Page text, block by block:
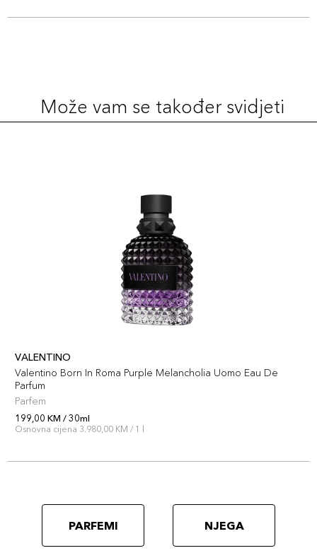
Može vam se također svidjeti
VALENTINO
Valentino Born In Roma Purple Melancholia Uomo Eau De
Parfum
Parfem
199,00 KM / 30ml
Osnovna cijena 3.980,00 KM / 1 l
PARFEMI NJEGA